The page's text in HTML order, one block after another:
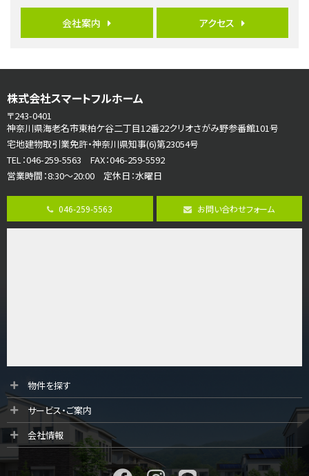
4ＬＤＫ
さがみ野駅
海老名駅
バ15分 歩1分
リビングダイニング部分の床暖房完備 車並列2台駐…
第8位
3,990万円
4ＬＤＫ
古淵駅
第10位
3,598万円
長後駅
全棟ＬＤＫは16帖の4ＬＤＫ！食器洗い乾燥機や浴…
会社案内 アクセス
株式会社スマートフルホーム
〒243-0401
神奈川県海老名市東柏ケ谷二丁目12番22クリオさがみ野参番館101号
宅地建物取引業免許・神奈川県知事(6)第23054号
TEL：046-259-5563 FAX：046-259-5592
営業時間：8:30～20:00 定休日：水曜日
046-259-5563 お問い合わせフォーム
物件を探す
サービス・ご案内
会社情報